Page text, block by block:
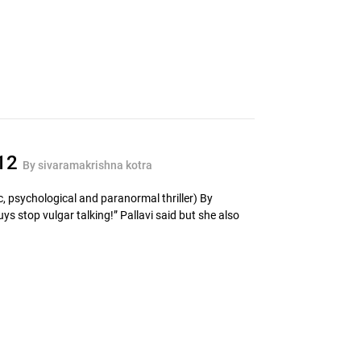
By sivaramakrishna kotra
psychological and paranormal thriller) By
stop vulgar talking!” Pallavi said but she also